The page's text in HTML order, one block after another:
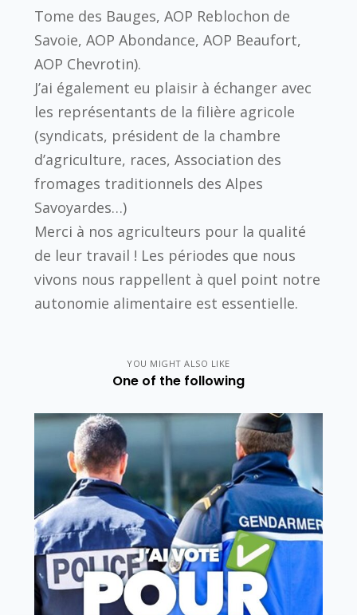
Tome des Bauges, AOP Reblochon de
Savoie, AOP Abondance, AOP Beaufort,
AOP Chevrotin).
J’ai également eu plaisir à échanger avec
les représentants de la filière agricole
(syndicats, président de la chambre
d’agriculture, races, Association des
fromages traditionnels des Alpes
Savoyardes…)
Merci à nos agriculteurs pour la qualité
de leur travail ! Les périodes que nous
vivons nous rappellent à quel point notre
autonomie alimentaire est essentielle.
YOU MIGHT ALSO LIKE
One of the following